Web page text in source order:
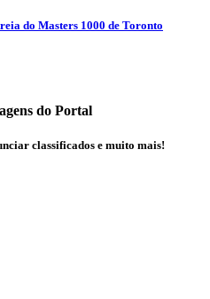
do Masters 1000 de Toronto
do Portal
classificados e muito mais!